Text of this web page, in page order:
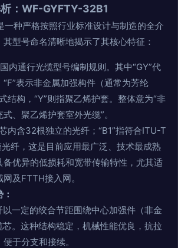
：WF-GYFTY-32B1
种严格按照行业标准设计与制造的全介
型号命名清晰地揭示了其核心特征：
国内通行光缆型号编制规则。其中“GY”代
表示非金属加强构件（通常为芳纶
结构，“Y”则指聚乙烯护套。整体意为“非
、聚乙烯护套室外光缆”。
内含32根独立的光纤；“B1”指符合ITU-T
纤，这是目前应用最广泛、技术最成熟
备优异的低损耗和宽带传输特性，尤其适
及FTTH接入网。
以一定的绞合节距围绕中心加强件（非金
芯。这种结构稳定，机械性能优良，抗拉
于分支和接续。